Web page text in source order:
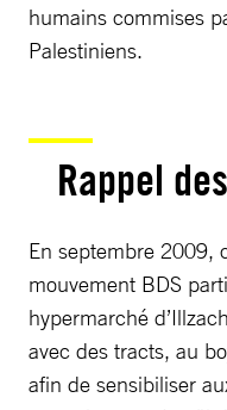
humains commises
Palestiniens.
Rappel
En septembre 2009,
mouvement BDS
hypermarché
avec des tracts, au
afin de sensibiliser